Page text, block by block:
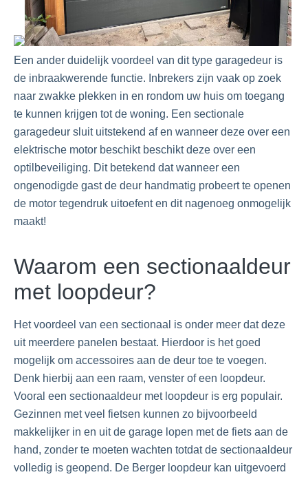
Een ander duidelijk voordeel van dit type garagedeur is
de inbraakwerende functie. Inbrekers zijn vaak op zoek
naar zwakke plekken in en rondom uw huis om toegang
te kunnen krijgen tot de woning. Een sectionale
garagedeur sluit uitstekend af en wanneer deze over een
elektrische motor beschikt beschikt deze over een
optilbeveiliging. Dit betekend dat wanneer een
ongenodigde gast de deur handmatig probeert te openen
de motor tegendruk uitoefent en dit nagenoeg onmogelijk
maakt!
Waarom een sectionaaldeur
met loopdeur?
Het voordeel van een sectionaal is onder meer dat deze
uit meerdere panelen bestaat. Hierdoor is het goed
mogelijk om accessoires aan de deur toe te voegen.
Denk hierbij aan een raam, venster of een loopdeur.
Vooral een sectionaaldeur met loopdeur is erg populair.
Gezinnen met veel fietsen kunnen zo bijvoorbeeld
makkelijker in en uit de garage lopen met de fiets aan de
hand, zonder te moeten wachten totdat de sectionaaldeur
volledig is geopend. De Berger loopdeur kan uitgevoerd